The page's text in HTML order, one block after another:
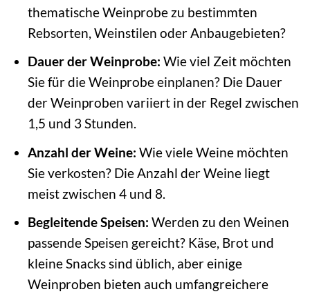
thematische Weinprobe zu bestimmten
Rebsorten, Weinstilen oder Anbaugebieten?
Dauer der Weinprobe: Wie viel Zeit möchten
Sie für die Weinprobe einplanen? Die Dauer
der Weinproben variiert in der Regel zwischen
1,5 und 3 Stunden.
Anzahl der Weine: Wie viele Weine möchten
Sie verkosten? Die Anzahl der Weine liegt
meist zwischen 4 und 8.
Begleitende Speisen: Werden zu den Weinen
passende Speisen gereicht? Käse, Brot und
kleine Snacks sind üblich, aber einige
Weinproben bieten auch umfangreichere